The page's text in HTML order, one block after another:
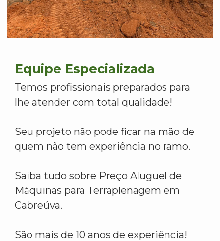
Equipe Especializada
Temos profissionais preparados para
lhe atender com total qualidade!
Seu projeto não pode ficar na mão de
quem não tem experiência no ramo.
Saiba tudo sobre Preço Aluguel de
Máquinas para Terraplenagem em
Cabreúva.
São mais de 10 anos de experiência!